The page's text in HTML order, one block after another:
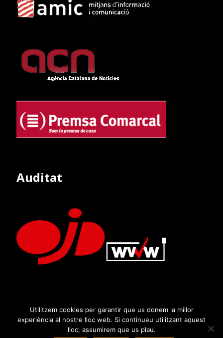
Auditat
Utilitzem cookies per garantir que us donem la millor
experiència al nostre lloc web. Si continueu utilitzant aquest
lloc, assumirem que us plau.